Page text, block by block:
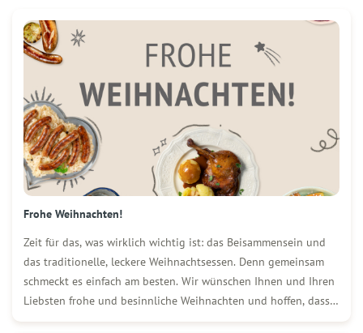
Frohe Weihnachten!
Zeit für das, was wirklich wichtig ist: das Beisammensein und
das traditionelle, leckere Weihnachtsessen. Denn gemeinsam
schmeckt es einfach am besten. Wir wünschen Ihnen und Ihren
Liebsten frohe und besinnliche Weihnachten und hoffen, dass